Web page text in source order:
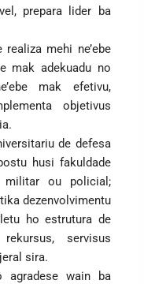
prepara lider ba
realiza mehi ne’ebe
mak adekuadu no
mak efetivu,
objetivus
de defesa
husi fakuldade
militar ou policial;
dezenvolvimentu
ho estrutura de
servisus
sira.
agradese wain ba